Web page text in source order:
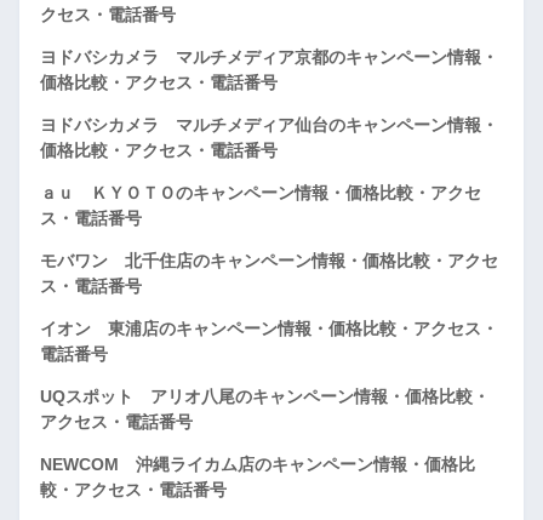
クセス・電話番号
ヨドバシカメラ マルチメディア京都のキャンペーン情報・
価格比較・アクセス・電話番号
ヨドバシカメラ マルチメディア仙台のキャンペーン情報・
価格比較・アクセス・電話番号
ａｕ ＫＹＯＴＯのキャンペーン情報・価格比較・アクセ
ス・電話番号
モバワン 北千住店のキャンペーン情報・価格比較・アクセ
ス・電話番号
イオン 東浦店のキャンペーン情報・価格比較・アクセス・
電話番号
UQスポット アリオ八尾のキャンペーン情報・価格比較・
アクセス・電話番号
NEWCOM 沖縄ライカム店のキャンペーン情報・価格比
較・アクセス・電話番号